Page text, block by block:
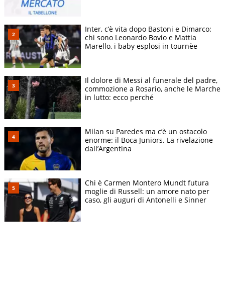
Inter, c’è vita dopo Bastoni e Dimarco:
chi sono Leonardo Bovio e Mattia
Marello, i baby esplosi in tournèe
Il dolore di Messi al funerale del padre,
commozione a Rosario, anche le Marche
in lutto: ecco perché
Milan su Paredes ma c’è un ostacolo
enorme: il Boca Juniors. La rivelazione
dall’Argentina
Chi è Carmen Montero Mundt futura
moglie di Russell: un amore nato per
caso, gli auguri di Antonelli e Sinner